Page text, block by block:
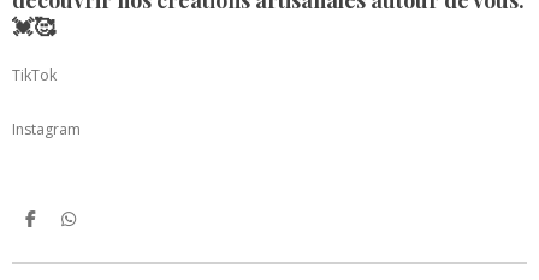
💓🥰
TikTok
Instagram
P
r
P
r